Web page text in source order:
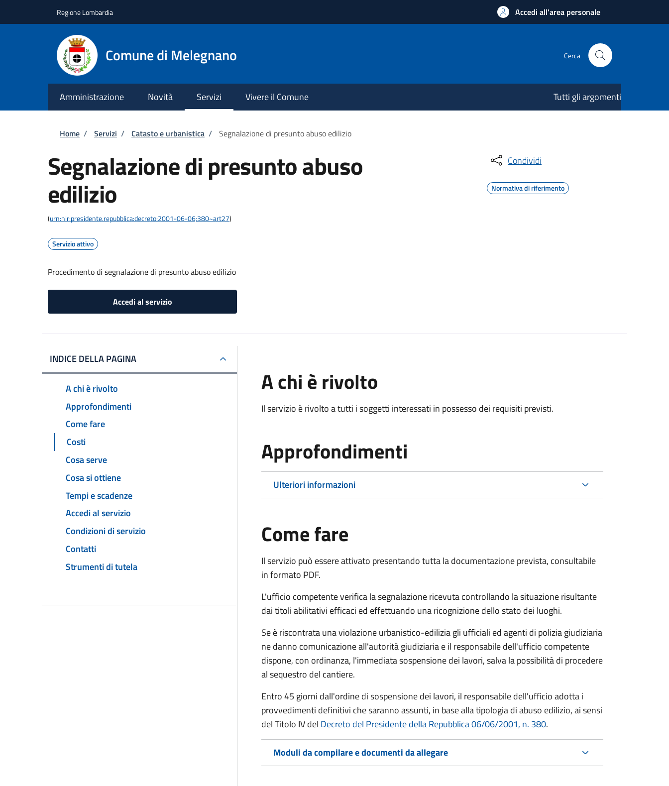
Regione Lombardia Accedi all'area personale
Comune di Melegnano Cerca
Amministrazione Novità Servizi Vivere il Comune Tutti gli argomenti
Briciole di pane
Home / Servizi / Catasto e urbanistica / Segnalazione di presunto abuso edilizio
Segnalazione di presunto abuso
edilizio
(urn:nir:presidente.repubblica:decreto:2001-06-06;380~art27)
Servizio attivo
Procedimento di segnalazione di presunto abuso edilizio
Accedi al servizio
Condividi
Normativa di riferimento
INDICE DELLA PAGINA
A chi è rivolto
Approfondimenti
Come fare
Costi
Cosa serve
Cosa si ottiene
Tempi e scadenze
Accedi al servizio
Condizioni di servizio
Contatti
Strumenti di tutela
A chi è rivolto
Il servizio è rivolto a tutti i soggetti interessati in possesso dei requisiti previsti.
Approfondimenti
Ulteriori informazioni
Come fare
Il servizio può essere attivato presentando tutta la documentazione prevista, consultabile
in formato PDF.
L'ufficio competente verifica la segnalazione ricevuta controllando la situazione risultante
dai titoli abilitativi efficaci ed effettuando una ricognizione dello stato dei luoghi.
Se è riscontrata una violazione urbanistico-edilizia gli ufficiali ed agenti di polizia giudiziaria
ne danno comunicazione all'autorità giudiziaria e il responsabile dell'ufficio competente
dispone, con ordinanza, l'immediata sospensione dei lavori, salva la possibilità di procedere
al sequestro del cantiere.
Entro 45 giorni dall'ordine di sospensione dei lavori, il responsabile dell'ufficio adotta i
provvedimenti definitivi che saranno assunti, in base alla tipologia di abuso edilizio, ai sensi
del Titolo IV del Decreto del Presidente della Repubblica 06/06/2001, n. 380.
Moduli da compilare e documenti da allegare